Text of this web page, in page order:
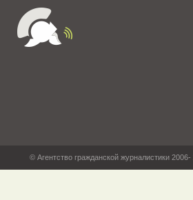
© Агентство гражданской журналистики